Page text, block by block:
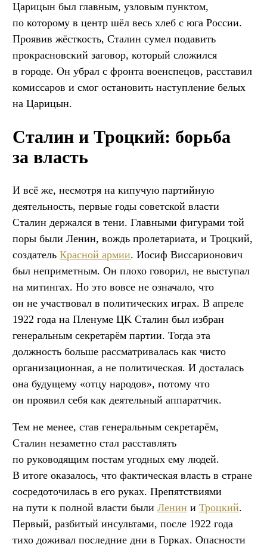
Царицын был главным, узловым пунктом,
по которому в центр шёл весь хлеб с юга России.
Проявив жёсткость, Сталин сумел подавить
прокрасновский заговор, который сложился
в городе. Он убрал с фронта военспецов, расставил
комиссаров и смог остановить наступление белых
на Царицын.
Сталин и Троцкий: борьба
за власть
И всё же, несмотря на кипучую партийную
деятельность, первые годы советской власти
Сталин держался в тени. Главными фигурами той
поры были Ленин, вождь пролетариата, и Троцкий,
создатель Красной армии. Иосиф Виссарионович
был неприметным. Он плохо говорил, не выступал
на митингах. Но это вовсе не означало, что
он не участвовал в политических играх. В апреле
1922 года на Пленуме ЦK Сталин был избран
генеральным секретарём партии. Тогда эта
должность больше рассматривалась как чисто
организационная, а не политическая. И досталась
она будущему «отцу народов», потому что
он проявил себя как деятельный аппаратчик.
Тем не менее, став генеральным секретарём,
Сталин незаметно стал расставлять
по руководящим постам угодных ему людей.
В итоге оказалось, что фактическая власть в стране
сосредоточилась в его руках. Препятствиями
на пути к полной власти были Ленин и Троцкий.
Первый, разбитый инсультами, после 1922 года
тихо доживал последние дни в Горках. Опасности